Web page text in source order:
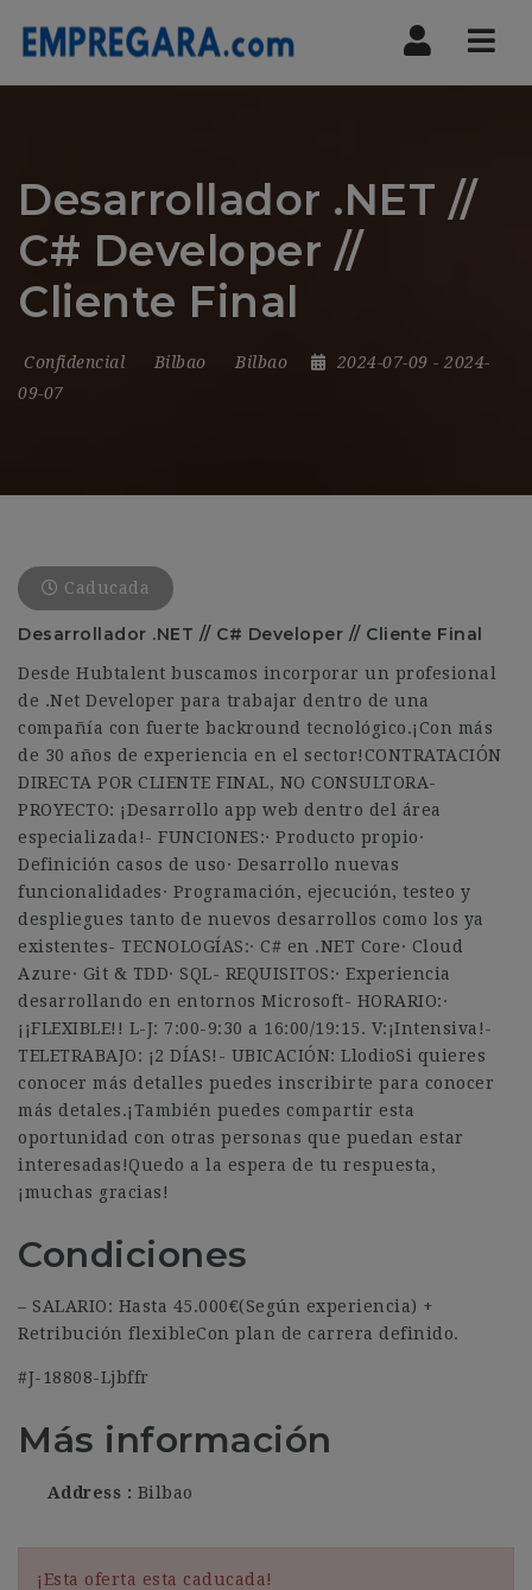
Desarrollador .NET //
C# Developer //
Cliente Final
Confidencial Bilbao Bilbao 2024-07-09 - 2024-
09-07
Caducada
Desarrollador .NET // C# Developer // Cliente Final
Desde Hubtalent buscamos incorporar un profesional
de .Net Developer para trabajar dentro de una
compañía con fuerte backround tecnológico.¡Con más
de 30 años de experiencia en el sector!CONTRATACIÓN
DIRECTA POR CLIENTE FINAL, NO CONSULTORA-
PROYECTO: ¡Desarrollo app web dentro del área
especializada!- FUNCIONES:· Producto propio·
Definición casos de uso· Desarrollo nuevas
funcionalidades· Programación, ejecución, testeo y
despliegues tanto de nuevos desarrollos como los ya
existentes- TECNOLOGÍAS:· C# en .NET Core· Cloud
Azure· Git & TDD· SQL- REQUISITOS:· Experiencia
desarrollando en entornos Microsoft- HORARIO:·
¡¡FLEXIBLE!! L-J: 7:00-9:30 a 16:00/19:15. V:¡Intensiva!-
TELETRABAJO: ¡2 DÍAS!- UBICACIÓN: LlodioSi quieres
conocer más detalles puedes inscribirte para conocer
más detales.¡También puedes compartir esta
oportunidad con otras personas que puedan estar
interesadas!Quedo a la espera de tu respuesta,
¡muchas gracias!
Condiciones
– SALARIO: Hasta 45.000€(Según experiencia) +
Retribución flexibleCon plan de carrera definido.
#J-18808-Ljbffr
Más información
Address Bilbao
¡Esta oferta esta caducada!